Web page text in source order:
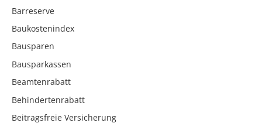
Barreserve
Baukostenindex
Bausparen
Bausparkassen
Beamtenrabatt
Behindertenrabatt
Beitragsfreie Versicherung